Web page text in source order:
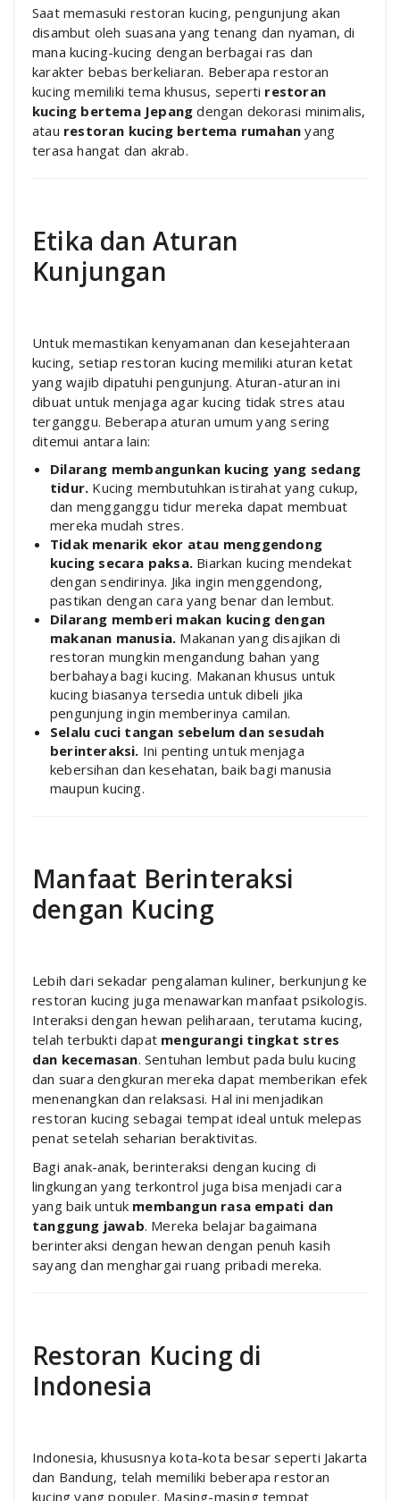
Saat memasuki restoran kucing, pengunjung akan
disambut oleh suasana yang tenang dan nyaman, di
mana kucing-kucing dengan berbagai ras dan
karakter bebas berkeliaran. Beberapa restoran
kucing memiliki tema khusus, seperti restoran
kucing bertema Jepang dengan dekorasi minimalis,
atau restoran kucing bertema rumahan yang
terasa hangat dan akrab.
Etika dan Aturan
Kunjungan
Untuk memastikan kenyamanan dan kesejahteraan
kucing, setiap restoran kucing memiliki aturan ketat
yang wajib dipatuhi pengunjung. Aturan-aturan ini
dibuat untuk menjaga agar kucing tidak stres atau
terganggu. Beberapa aturan umum yang sering
ditemui antara lain:
Dilarang membangunkan kucing yang sedang
tidur. Kucing membutuhkan istirahat yang cukup,
dan mengganggu tidur mereka dapat membuat
mereka mudah stres.
Tidak menarik ekor atau menggendong
kucing secara paksa. Biarkan kucing mendekat
dengan sendirinya. Jika ingin menggendong,
pastikan dengan cara yang benar dan lembut.
Dilarang memberi makan kucing dengan
makanan manusia. Makanan yang disajikan di
restoran mungkin mengandung bahan yang
berbahaya bagi kucing. Makanan khusus untuk
kucing biasanya tersedia untuk dibeli jika
pengunjung ingin memberinya camilan.
Selalu cuci tangan sebelum dan sesudah
berinteraksi. Ini penting untuk menjaga
kebersihan dan kesehatan, baik bagi manusia
maupun kucing.
Manfaat Berinteraksi
dengan Kucing
Lebih dari sekadar pengalaman kuliner, berkunjung ke
restoran kucing juga menawarkan manfaat psikologis.
Interaksi dengan hewan peliharaan, terutama kucing,
telah terbukti dapat mengurangi tingkat stres
dan kecemasan. Sentuhan lembut pada bulu kucing
dan suara dengkuran mereka dapat memberikan efek
menenangkan dan relaksasi. Hal ini menjadikan
restoran kucing sebagai tempat ideal untuk melepas
penat setelah seharian beraktivitas.
Bagi anak-anak, berinteraksi dengan kucing di
lingkungan yang terkontrol juga bisa menjadi cara
yang baik untuk membangun rasa empati dan
tanggung jawab. Mereka belajar bagaimana
berinteraksi dengan hewan dengan penuh kasih
sayang dan menghargai ruang pribadi mereka.
Restoran Kucing di
Indonesia
Indonesia, khususnya kota-kota besar seperti Jakarta
dan Bandung, telah memiliki beberapa restoran
kucing yang populer. Masing-masing tempat